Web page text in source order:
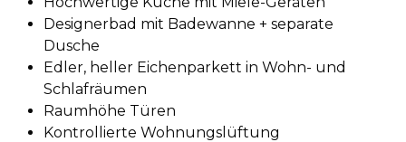
Designerbad mit Badewanne + separate
Dusche
Edler, heller Eichenparkett in Wohn- und
Schlafräumen
Raumhöhe Türen
Kontrollierte Wohnungslüftung